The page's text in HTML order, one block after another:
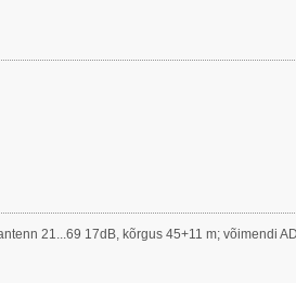
21...69 17dB, kõrgus 45+11 m; võimendi